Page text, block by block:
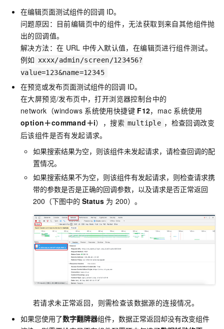
在编辑页面测试组件的回调 ID。
问题原因：目前编辑页中的组件，无法获取到来自其他组件抛
出的回调值。
解决方法：在 URL 中传入默认值，在编辑页进行组件测试。
例如 xxxx/admin/screen/123456?
value=123&name=12345
在预览或发布页面测试组件的回调 ID。
在大屏预览/发布页中，打开浏览器控制台中的
network（windows 系统使用快捷键 F12，mac 系统使用
option＋command＋i），搜索 multiple ，检查回调改变
后该组件是否有发起请求。
如果搜索结果为空，则该组件未发起请求，请检查回调的配
置情况。
如果搜索结果不为空，则该组件有发起请求，则检查请求携
带的参数是否是正确的回调参数，以及请求是否正常返回
200（下图中的 Status 为 200）。
若请求未正常返回，则需检查该数据源的连接情况。
如果您使用了数字翻牌器组件，数据正常返回却没有改变组件